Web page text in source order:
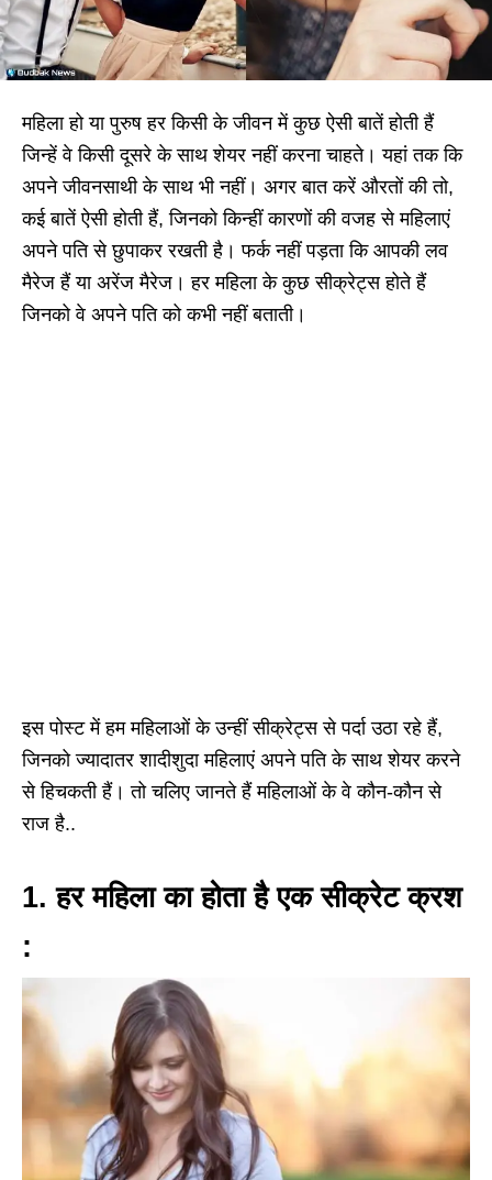
महिला हो या पुरुष हर किसी के जीवन में कुछ ऐसी बातें होती हैं
जिन्हें वे किसी दूसरे के साथ शेयर नहीं करना चाहते। यहां तक कि
अपने जीवनसाथी के साथ भी नहीं। अगर बात करें औरतों की तो,
कई बातें ऐसी होती हैं, जिनको किन्हीं कारणों की वजह से महिलाएं
अपने पति से छुपाकर रखती है। फर्क नहीं पड़ता कि आपकी लव
मैरेज हैं या अरेंज मैरेज। हर महिला के कुछ सीक्रेट्स होते हैं
जिनको वे अपने पति को कभी नहीं बताती।
इस पोस्ट में हम महिलाओं के उन्हीं सीक्रेट्स से पर्दा उठा रहे हैं,
जिनको ज्यादातर शादीशुदा महिलाएं अपने पति के साथ शेयर करने
से हिचकती हैं। तो चलिए जानते हैं महिलाओं के वे कौन-कौन से
राज है..
1. हर महिला का होता है एक सीक्रेट क्रश
: